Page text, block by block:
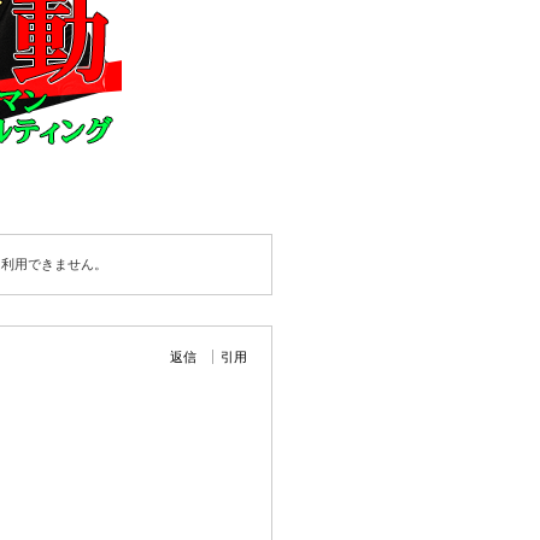
用できません。
返信 引用